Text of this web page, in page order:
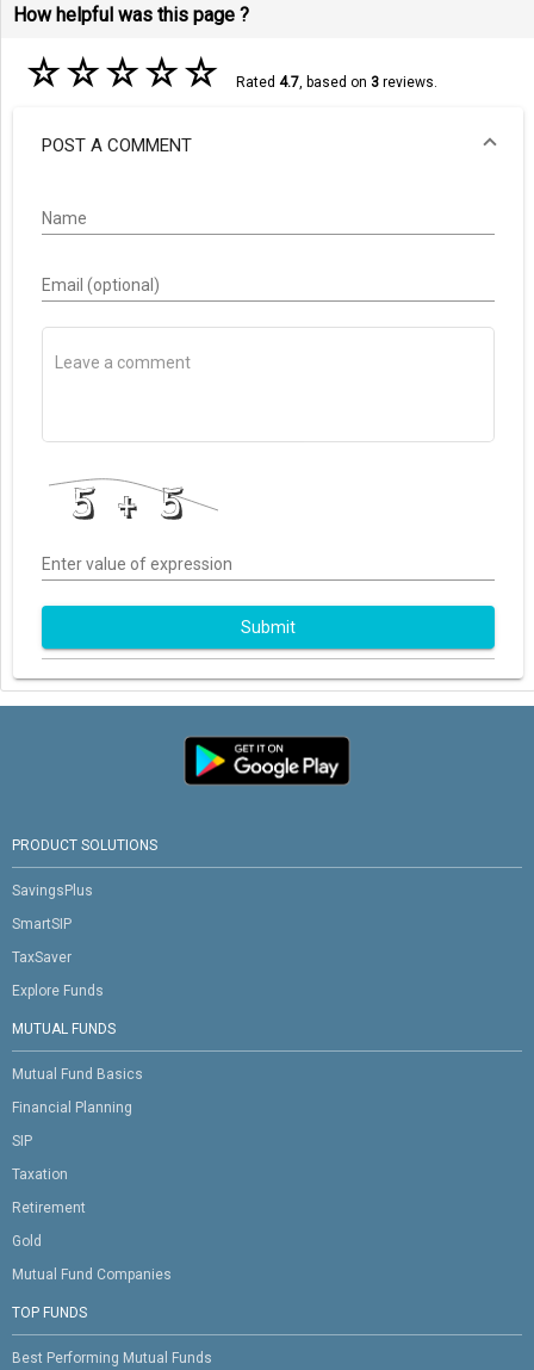
How helpful was this page ?
☆☆☆☆☆ Rated 4.7, based on 3reviews.
POST A COMMENT
Name
Email (optional)
Enter value of expression
Submit
PRODUCT SOLUTIONS
SavingsPlus
SmartSIP
TaxSaver
Explore Funds
MUTUAL FUNDS
Mutual Fund Basics
Financial Planning
SIP
Taxation
Retirement
Gold
Mutual Fund Companies
TOP FUNDS
Best Performing Mutual Funds